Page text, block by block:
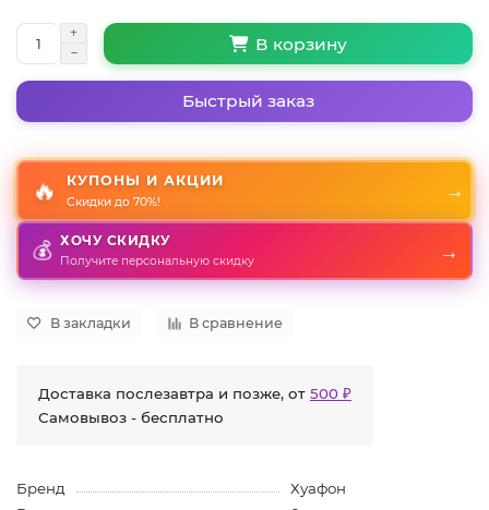
В корзину
Быстрый заказ
🔥 КУПОНЫ И АКЦИИ
Скидки до 70%!
→
💰 ХОЧУ СКИДКУ
Получите персональную скидку →
В закладки В сравнение
Доставка послезавтра и позже, от 500 ₽
Самовывоз - бесплатно
Бренд
Хуафон